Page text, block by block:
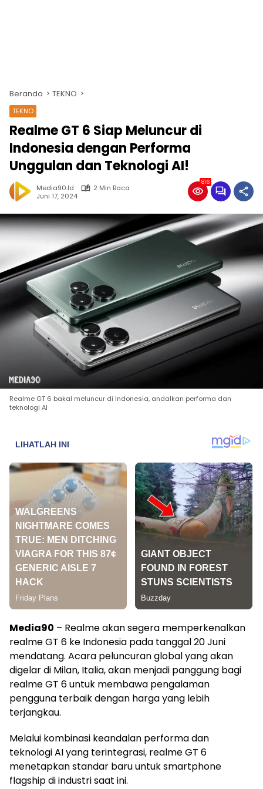
Beranda TEKNO
TEKNO
Realme GT 6 Siap Meluncur di
Indonesia dengan Performa
Unggulan dan Teknologi AI!
Media90.id
2 Min Baca
Juni 17, 2024
816
Realme GT 6 bakal meluncur di Indonesia, andalkan performa dan
teknologi AI
Media90 – Realme akan segera memperkenalkan
realme GT 6 ke Indonesia pada tanggal 20 Juni
mendatang. Acara peluncuran global yang akan
digelar di Milan, Italia, akan menjadi panggung bagi
realme GT 6 untuk membawa pengalaman
pengguna terbaik dengan harga yang lebih
terjangkau.
Melalui kombinasi keandalan performa dan
teknologi AI yang terintegrasi, realme GT 6
menetapkan standar baru untuk smartphone
flagship di industri saat ini.